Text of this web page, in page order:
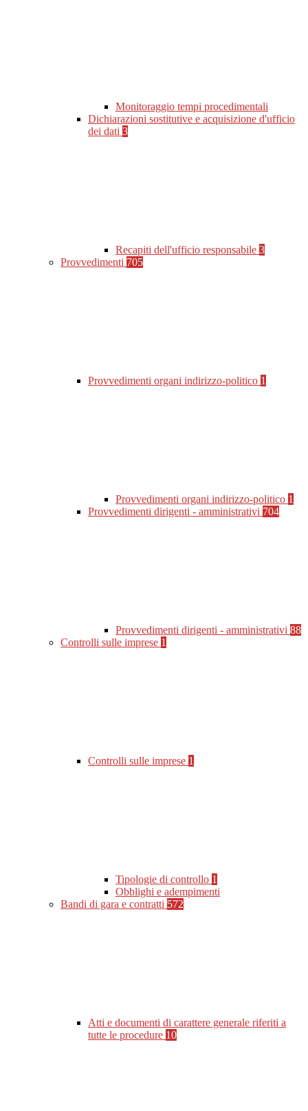
Monitoraggio tempi procedimentali
Dichiarazioni sostitutive e acquisizione d'ufficio
dei dati 3
Recapiti dell'ufficio responsabile 3
Provvedimenti 705
Provvedimenti organi indirizzo-politico 1
Provvedimenti organi indirizzo-politico 1
Provvedimenti dirigenti - amministrativi 704
Provvedimenti dirigenti - amministrativi 88
Controlli sulle imprese 1
Controlli sulle imprese 1
Tipologie di controllo 1
Obblighi e adempimenti
Bandi di gara e contratti 572
Atti e documenti di carattere generale riferiti a
tutte le procedure 10